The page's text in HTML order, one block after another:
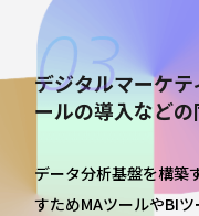
デジタルマーケ
ールの導入など
データ分析基盤を構築
すためMAツールやBI